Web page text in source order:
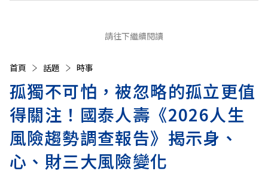
請往下繼續閱讀
首頁 話題 時事
孤獨不可怕，被忽略的孤立更值
得關注！國泰人壽《2026人生
風險趨勢調查報告》揭示身、
心、財三大風險變化